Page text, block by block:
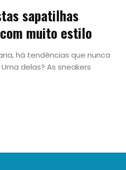
sapatilhas
muito estilo
há tendências que nunca
delas? As sneakers